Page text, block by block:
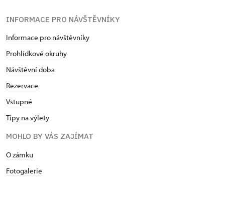
INFORMACE PRO NÁVŠTĚVNÍKY
Informace pro návštěvníky
Prohlídkové okruhy
Návštěvní doba
Rezervace
Vstupné
Tipy na výlety
MOHLO BY VÁS ZAJÍMAT
O zámku
Fotogalerie